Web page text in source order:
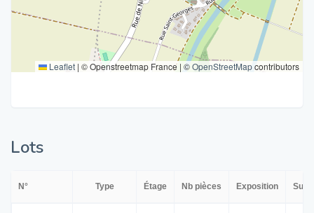
Leaflet | © Openstreetmap France | ©OpenStreetMapcontributors
Lots
N° Type Étage Nb pièces Exposition